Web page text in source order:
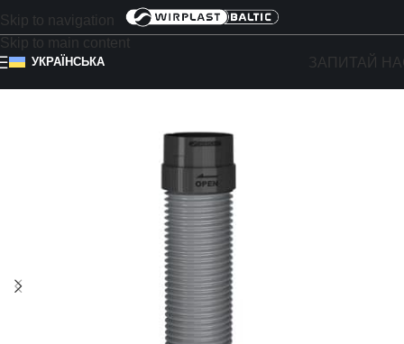
Skip to navigation
Skip to main content
УКРАЇНСЬКА ЗАПИТАЙ